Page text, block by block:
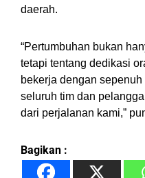
daerah.
“Pertumbuhan bukan
tetapi tentang dedikasi
bekerja dengan
seluruh tim dan
dari perjalanan kami,”
Bagikan :